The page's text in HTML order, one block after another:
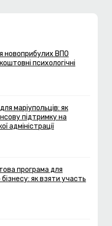
новоприбулих ВПО
психологічні
маріупольців: як
підтримку на
адміністрації
програма для
як взяти участь